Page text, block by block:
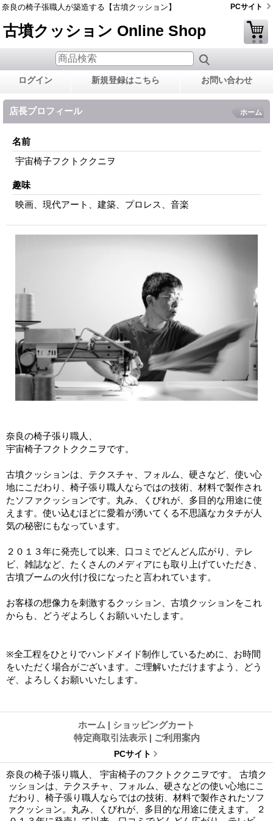
奈良の椅子張職人が築造する【古墳クッション】 PCサイト
古墳クッション Online Shop
ログイン 新規登録はこちら お問い合わせ
店長プロフィール ホーム
名前
宇宙椅子フクトククニヲ
趣味
映画、現代アート、建築、プロレス、音楽
奈良の椅子張り職人、
宇宙椅子フクトククニヲです。
古墳クッションは、テクスチャ、フォルム、硬さなど、使い心
地にこだわり、椅子張り職人ならではの技術、材料で製作され
たソファクッションです。丸み、くびれが、多目的な用途に使
えます。使い込むほどに愛着が湧いてくる不思議なカタチが人
気の秘密にもなっています。
２０１３年に発売して以来、口コミでどんどん広がり、テレ
ビ、雑誌など、たくさんのメディアにも取り上げていただき、
古墳ブームの火付け役になったと言われています。
お客様の想像力を刺激するクッション、古墳クッションをこれ
からも、どうぞよろしくお願いいたします。
※全工程をひとりでハンドメイド制作しているために、お時間
をいただく場合がございます。ご理解いただけますよう、どう
ぞ、よろしくお願いいたします。
ホーム | ショッピングカート
特定商取引法表示 | ご利用案内
PCサイト
奈良の椅子張り職人、 宇宙椅子のフクトククニヲです。 古墳ク
ッションは、テクスチャ、フォルム、硬さなどの使い心地にこ
だわり、椅子張り職人ならではの技術、材料で製作されたソフ
ァクッション。丸み、くびれが、多目的な用途に使えます。 ２